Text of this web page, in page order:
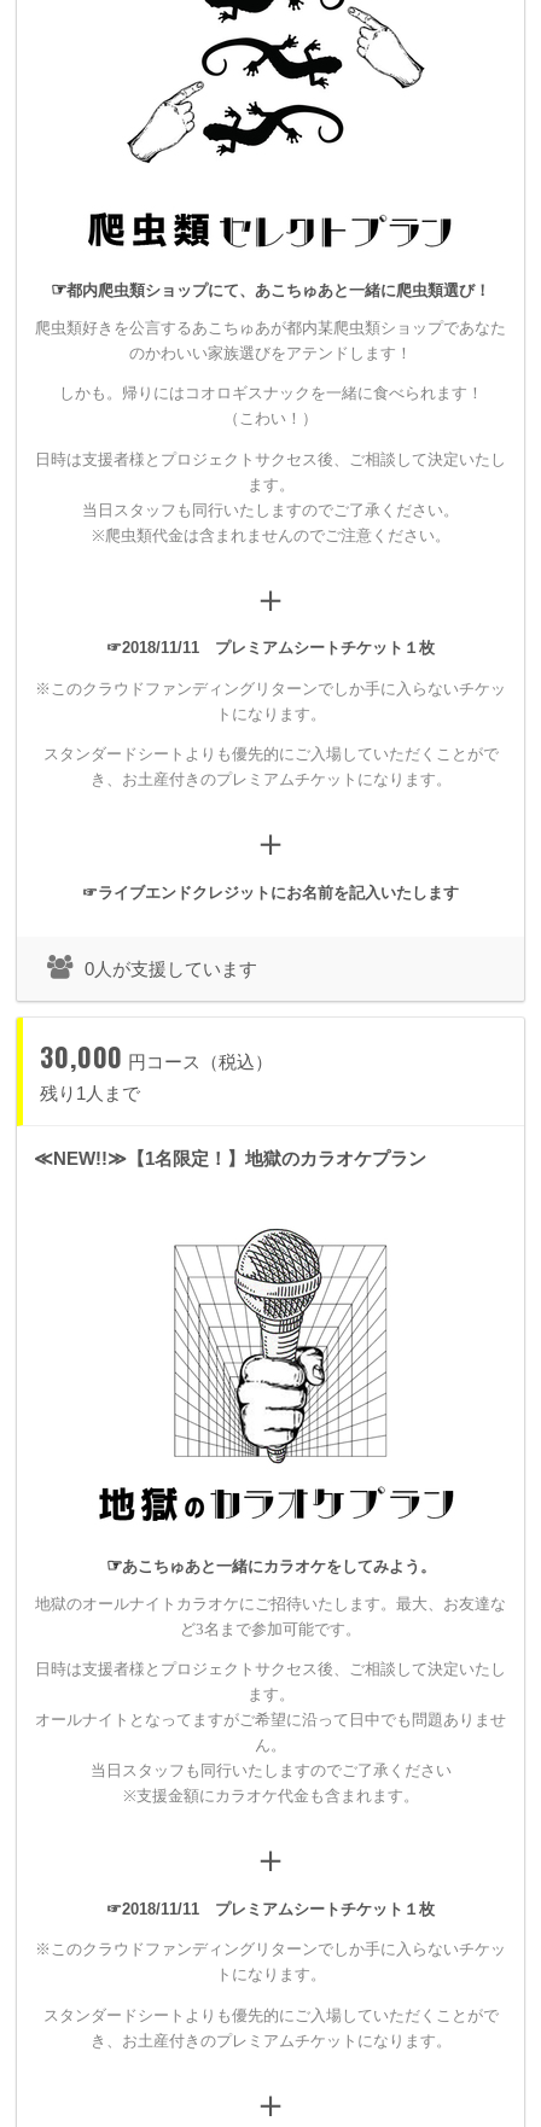
▼30,000円
【1名限定！】爬虫類セレクトプラン
・爬虫類好きを公言するあこちゅあが都内某爬虫類ショップで
あなたのかわいい家族選びをアテンドします！
しかも。帰りにはコオロギスナックを一緒に食べられます！
・スタンダードシートチケットよりも早く優先入場のできるプ
レミアムシートチケットをご用意いたします。
お名前をクレジットさせていただきます。
▼30,000円
【1組限定！】地獄のカラオケプラン
・オールナイトカラオケを開催し、そちらにご招待します。
・スタンダードシートチケットよりも早く優先入場のできるプ
お名前をクレジットさせていただきます。
▼30,000円
・オールナイトボードゲームを開催し、そちらにご招待しま
す。（※日中も可）
ボードゲーム代込みで、最大お友達など5名まで参加可能で
・スタンダードシートチケットよりも早く優先入場のできるプ
レミアムシートチケットをご用意いたします。
・ライブのエンディングムービーにスペシャルサンクスとして
お名前をクレジットさせていただきます。
リメイクプラン
・あなたの持ち物（服・アクセサリー・ＰＣ・雑貨）などを、
世界でひとつのものにリメイクします！
・スタンダードシートチケットよりも早く優先入場のできるプ
レミアムシートチケットをご用意いたします。
お名前をクレジットさせていただきます。
▼150,000円
・あこちゅあを一回限りあなたのお好きにプロデュース。あこ
の楽曲、衣装、MVを制作し発表いたします。
☞都内爬虫類ショップにて、あこちゅあと一緒に爬虫類選び！
爬虫類好きを公言するあこちゅあが都内某爬虫類ショップであなた
のかわいい家族選びをアテンドします！
しかも。帰りにはコオロギスナックを一緒に食べられます！
（こわい！）
日時は支援者様とプロジェクトサクセス後、ご相談して決定いたし
ます。
当日スタッフも同行いたしますのでご了承ください。
※爬虫類代金は含まれませんのでご注意ください。
＋
☞2018/11/11 プレミアムシートチケット１枚
※このクラウドファンディングリターンでしか手に入らないチケッ
トになります。
スタンダードシートよりも優先的にご入場していただくことがで
き、 お土産付きのプレミアムチケットになります。
＋
☞ライブエンドクレジットにお名前を記入いたします
0人が支援しています
30,000 円コース（税込）
残り1人まで
≪NEW!!≫【1名限定！】地獄のカラオケプラン
☞あこちゅあと一緒にカラオケをしてみよう。
地獄のオールナイトカラオケにご招待いたします。最大、お友達な
ど3名まで参加可能です。
日時は支援者様とプロジェクトサクセス後、ご相談して決定いたし
ます。
オールナイトとなってますがご希望に沿って日中でも問題ありませ
ん。
当日スタッフも同行いたしますのでご了承ください
※支援金額にカラオケ代金も含まれます。
＋
☞2018/11/11 プレミアムシートチケット１枚
※このクラウドファンディングリターンでしか手に入らないチケッ
トになります。
スタンダードシートよりも優先的にご入場していただくことがで
き、 お土産付きのプレミアムチケットになります。
＋